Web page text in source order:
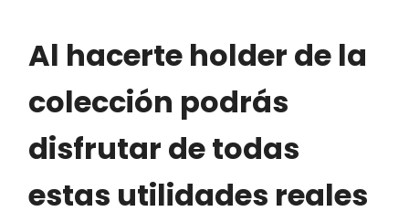
Al hacerte holder de la
colección podrás
disfrutar de todas
estas utilidades reales